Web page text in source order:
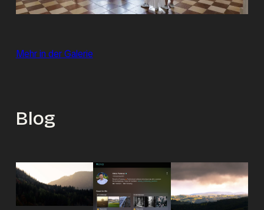
Mehr in der Galerie
Blog